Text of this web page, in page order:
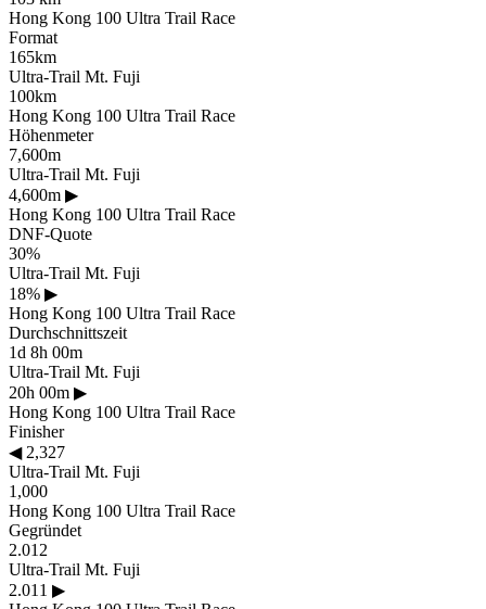
Hong Kong 100 Ultra Trail Race
Format
165km
Ultra-Trail Mt. Fuji
100km
Hong Kong 100 Ultra Trail Race
Höhenmeter
7,600m
Ultra-Trail Mt. Fuji
4,600m ▶
Hong Kong 100 Ultra Trail Race
DNF-Quote
30%
Ultra-Trail Mt. Fuji
18% ▶
Hong Kong 100 Ultra Trail Race
Durchschnittszeit
1d 8h 00m
Ultra-Trail Mt. Fuji
20h 00m ▶
Hong Kong 100 Ultra Trail Race
Finisher
◀2,327
Ultra-Trail Mt. Fuji
1,000
Hong Kong 100 Ultra Trail Race
Gegründet
2.012
Ultra-Trail Mt. Fuji
2.011 ▶